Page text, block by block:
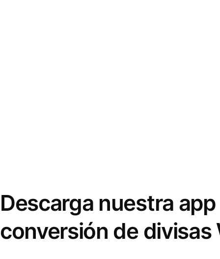
Descarga nuestra
conversión de divisas